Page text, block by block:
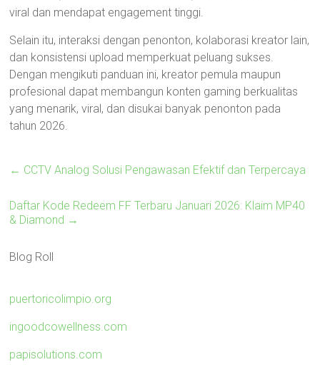
viral dan mendapat engagement tinggi.
Selain itu, interaksi dengan penonton, kolaborasi kreator lain,
dan konsistensi upload memperkuat peluang sukses.
Dengan mengikuti panduan ini, kreator pemula maupun
profesional dapat membangun konten gaming berkualitas
yang menarik, viral, dan disukai banyak penonton pada
tahun 2026.
← CCTV Analog Solusi Pengawasan Efektif dan Terpercaya
Daftar Kode Redeem FF Terbaru Januari 2026: Klaim MP40
& Diamond →
Blog Roll
puertoricolimpio.org
ingoodcowellness.com
papisolutions.com